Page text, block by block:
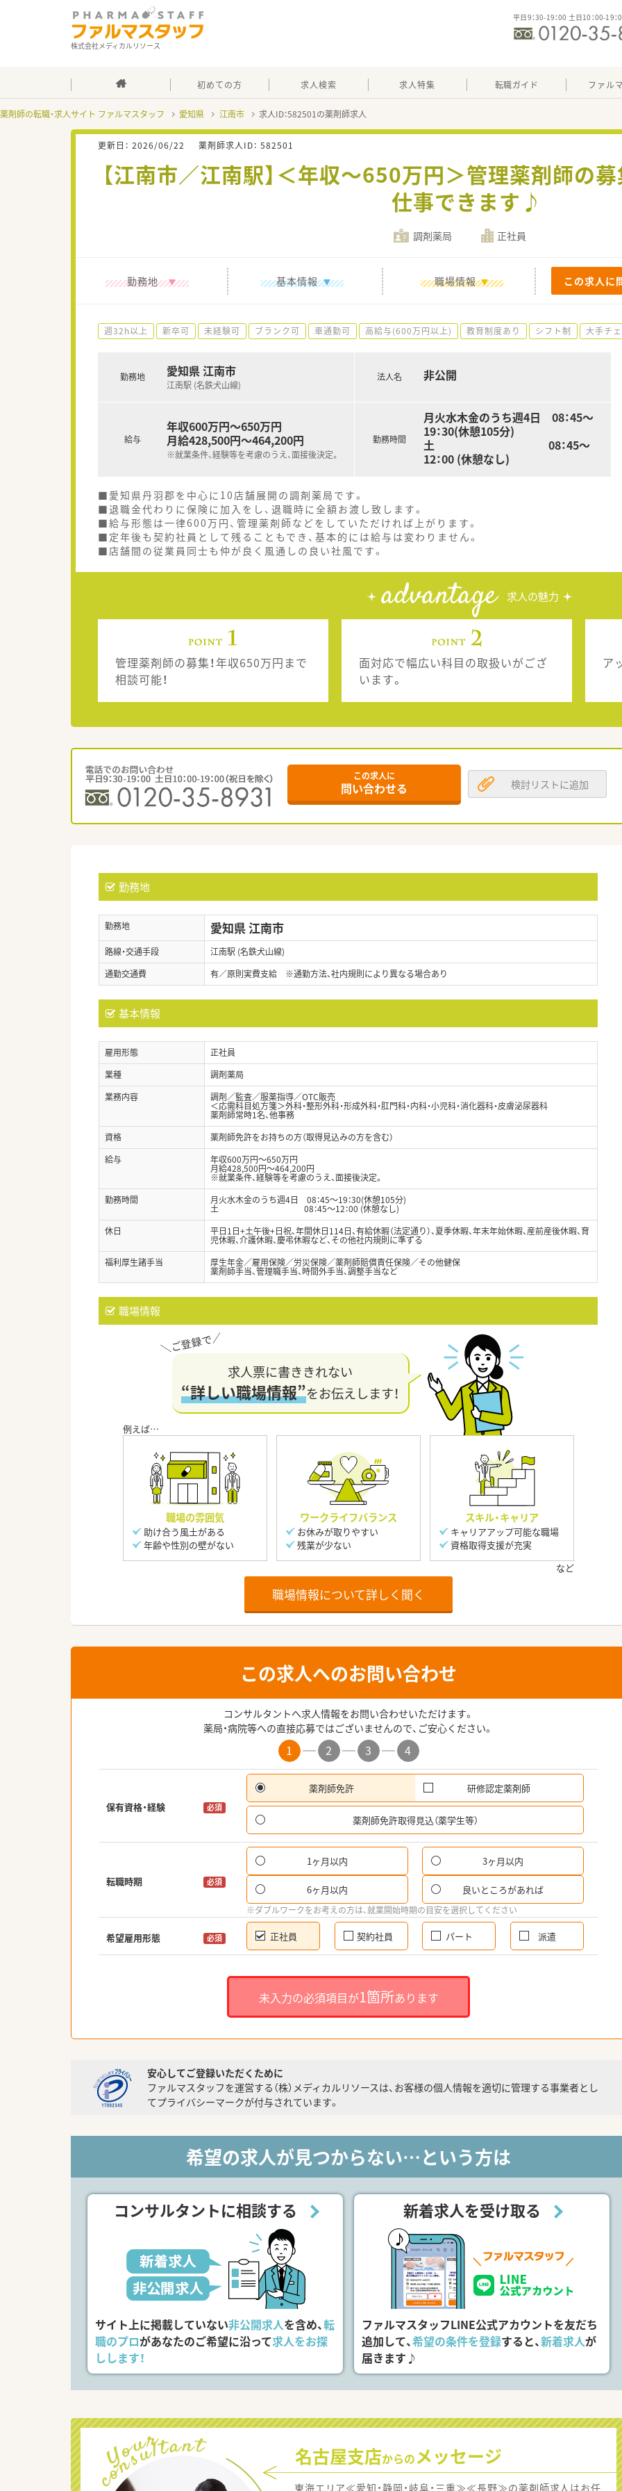
株式会社メディカルリソース
平日9：30-19：00 土日10：00-19：
初めての方 求人検索 求人特集 転職ガイド ファル
薬剤師の転職・求人サイト ファルマスタッフ 愛知県 江南市 求人ID：582501の薬剤師求人
更新日： 2026/06/22 薬剤師求人ID： 582501
【江南市／江南駅】＜年収～650万円＞管理薬剤師
仕事できます♪
調剤薬局 正社員
勤務地 基本情報 職場情報 この求人に
週32h以上 新卒可 未経験可 ブランク可 車通勤可 高給与(600万円以上) 教育制度あり シフト制 大手チ
勤務地 愛知県 江南市
江南駅 (名鉄犬山線)
給与
年収600万円～650万円
月給428,500円～464,200円
※就業条件、経験等を考慮のうえ、面接後決定。
法人名 非公開
勤務時間
月火水木金のうち週4日 08：45～
19：30(休憩105分)
土 08：45～
12：00 (休憩なし)
■愛知県丹羽郡を中心に10店舗展開の調剤薬局です。
■退職金代わりに保険に加入をし、退職時に全額お渡し致します。
■給与形態は一律600万円、管理薬剤師などをしていただければ上がります。
■定年後も契約社員として残ることもでき、基本的には給与は変わりません。
■店舗間の従業員同士も仲が良く風通しの良い社風です。
advantage 求人の魅力
管理薬剤師の募集！年収650万円まで
相談可能！
面対応で幅広い科目の取扱いがござ
います。
ア
この求人に
問い合わせる 検討リストに追加
勤務地
勤務地 愛知県 江南市
路線・交通手段
江南駅 (名鉄犬山線)
通勤交通費
有／原則実費支給 ※通勤方法、社内規則により異なる場合あり
基本情報
雇用形態
正社員
業種
調剤薬局
業務内容
調剤／監査／服薬指導／OTC販売
＜応需科目処方箋＞外科・整形外科・形成外科・肛門科・内科・小児科・消化器科・皮膚泌尿器科
薬剤師常時1名、他事務
資格
薬剤師免許をお持ちの方（取得見込みの方を含む）
給与
年収600万円～650万円
月給428,500円～464,200円
※就業条件、経験等を考慮のうえ、面接後決定。
勤務時間
月火水木金のうち週4日 08：45～19：30(休憩105分)
土 08：45～12：00 (休憩なし)
休日
平日1日+土午後+日祝、年間休日114日、有給休暇（法定通り）、夏季休暇、年末年始休暇、産前産後休暇、育
児休暇、介護休暇、慶弔休暇など、その他社内規則に準ずる
福利厚生諸手当
厚生年金／雇用保険／労災保険／薬剤師賠償責任保険／その他健保
薬剤師手当、管理職手当、時間外手当、調整手当など
職場情報
求人票に書ききれない
“詳しい職場情報”をお伝えします！
職場の雰囲気
助け合う風土がある
年齢や性別の壁がない
ワークライフバランス
お休みが取りやすい
残業が少ない
スキル・キャリア
キャリアアップ可能な職場
資格取得支援が充実
職場情報について詳しく聞く
この求人へのお問い合わせ
コンサルタントへ求人情報をお問い合わせいただけます。
薬局・病院等への直接応募ではございませんので、ご安心ください。
1 2 3 4
保有資格・経験 必須
薬剤師免許 研修認定薬剤師
薬剤師免許取得見込（薬学生等）
転職時期 必須
1ヶ月以内 3ヶ月以内
6ヶ月以内 良いところがあれば
※ダブルワークをお考えの方は、就業開始時期の目安を選択してください
希望雇用形態 必須 正社員 契約社員 パート 派遣
未入力の必須項目が1箇所あります
安心してご登録いただくために
ファルマスタッフを運営する（株）メディカルリソースは、お客様の個人情報を適切に管理する事業者とし
てプライバシーマークが付与されています。
希望の求人が見つからない…という方は
コンサルタントに相談する
サイト上に掲載していない非公開求人を含め、転
職のプロがあなたのご希望に沿って求人をお探
しします！
新着求人を受け取る
ファルマスタッフLINE公式アカウントを友だち
追加して、希望の条件を登録すると、新着求人が
届きます♪
名古屋支店からのメッセージ
東海エリア≪愛知・静岡・岐阜・三重≫≪長野≫の薬剤師求人はお任